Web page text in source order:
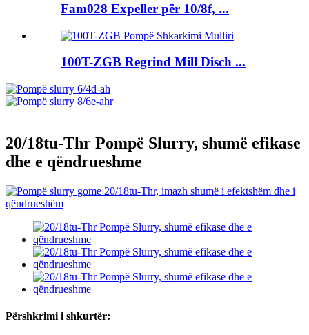
Fam028 Expeller për 10/8f, ...
100T-ZGB Regrind Mill Disch ...
20/18tu-Thr Pompë Slurry, shumë efikase
dhe e qëndrueshme
Përshkrimi i shkurtër: